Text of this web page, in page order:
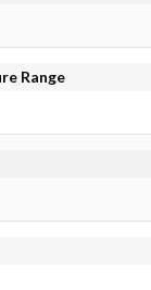
Range